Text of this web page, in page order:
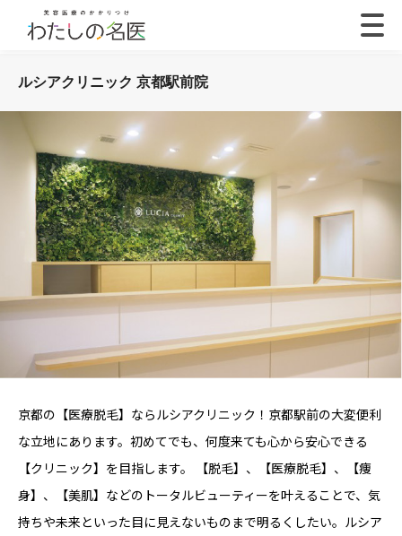
ルシアクリニック 京都駅前院
京都の【医療脱毛】ならルシアクリニック！京都駅前の大変便利
な立地にあります。初めてでも、何度来ても心から安心できる
【クリニック】を目指します。 【脱毛】、【医療脱毛】、【痩
身】、【美肌】などのトータルビューティーを叶えることで、気
持ちや未来といった目に見えないものまで明るくしたい。ルシア